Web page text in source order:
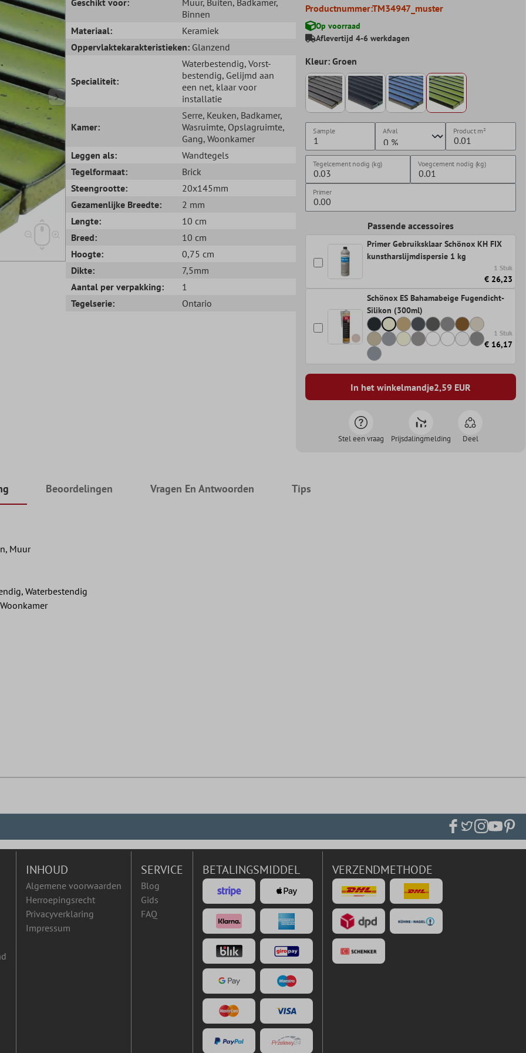
Binnen
Materiaal:
Keramiek
Oppervlaktekarakteristieken: Glanzend
Specialiteit:
Waterbestendig, Vorst-
bestendig, Gelijmd aan
een net, klaar voor
installatie
Kamer:
Serre, Keuken, Badkamer,
Wasruimte, Opslagruimte,
Gang, Woonkamer
Leggen als:
Wandtegels
Tegelformaat:
Brick
Steengrootte:
20x145mm
Gezamenlijke Breedte:
2 mm
Lengte:
10 cm
Breed:
10 cm
Hoogte:
0,75 cm
Dikte:
7,5mm
Aantal per verpakking:
1
Tegelserie:
Ontario
Productnummer:TM34947_muster
Op voorraad
Aflevertijd 4-6 werkdagen
Kleur: Groen
Sample Afval Productm²
Tegelcement nodig (kg) Voegcement nodig (kg)
Primer
Passende accessoires
Primer Gebruiksklaar Schönox KH FIX
kunstharslijmdispersie 1 kg
1 Stuk
€ 26,23
Schönox ES Bahamabeige Fugendicht-
Silikon (300ml)
1 Stuk
€ 16,17
In het winkelmandje2,59EUR
Stel een vraag Prijsdalingmelding Deel
Beoordelingen Vragen En Antwoorden Tips
Muur
Waterbestendig
INHOUD
Algemene voorwaarden
Herroepingsrecht
Privacyverklaring
Impressum
SERVICE
Blog
Gids
FAQ
BETALINGSMIDDEL VERZENDMETHODE